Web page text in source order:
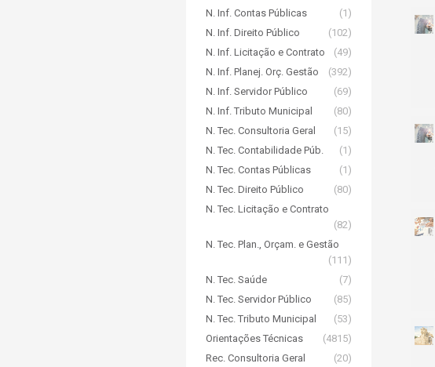
N. Inf. Contas Públicas
(1)
N. Inf. Direito Público
(102)
N. Inf. Licitação e Contrato
(49)
N. Inf. Planej. Orç. Gestão
(392)
N. Inf. Servidor Público
(69)
N. Inf. Tributo Municipal
(80)
N. Tec. Consultoria Geral
(15)
N. Tec. Contabilidade Púb.
(1)
N. Tec. Contas Públicas
(1)
N. Tec. Direito Público
(80)
N. Tec. Licitação e Contrato
(82)
N. Tec. Plan., Orçam. e Gestão
(111)
N. Tec. Saúde
(7)
N. Tec. Servidor Público
(85)
N. Tec. Tributo Municipal
(53)
Orientações Técnicas
(4815)
Rec. Consultoria Geral
(20)